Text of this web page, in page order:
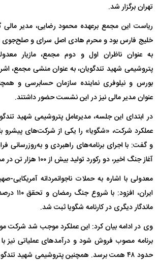
تهران برگزار شد.
ریاست این مجمع برعهده محمود رضایی، مدیر مالی
خلیج فارس بود و محرم هادی اصل سرای و صلح‌جوی
به عنوان ناظران اول و دوم مجمع، مازیار
پتروشیمی شهید تندگویان، به عنوان منشی مجمع،
بورس و نیلوفری نماینده سازمان حسابرسی و
عنوان مدیر مالی نیز در این نشست حضور داشتند.
در ابتدای این جلسه، مدیرعامل پتروشیمی شهید
عملکرد شرکت، «شگویا» را یکی از شرکت‌های پیشرو
و گفت: با اجرای برنامه‌های راهبردی و به‌روزرسانی
آغاز جنگ اخیر، دو رکورد تولید بیش از ۱۰۰ هزار تن در مجتمع به ثبت رسید.
معدولی با اشاره به حملات ناجوانمردانه آمریکایی-
ایران،
ماندگار دیگری در کارنامه شگویا ثبت شد.